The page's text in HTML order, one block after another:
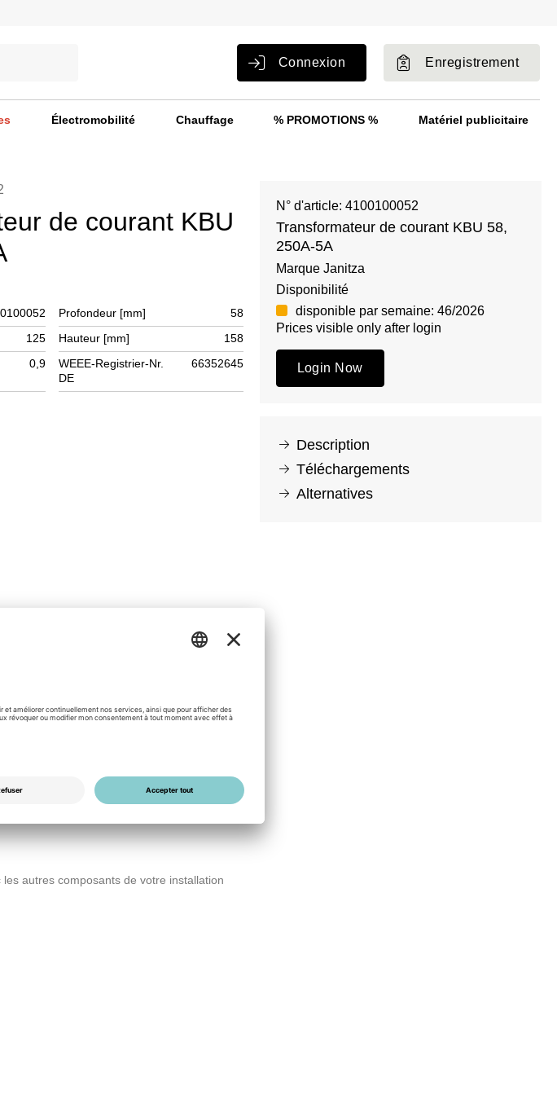
Connexion Enregistrement
Électromobilité Chauffage % PROMOTIONS % Matériel publicitaire
de courant KBU
Profondeur [mm]
58
125 Hauteur [mm]
158
0,9
WEEE-Registrier-Nr.
DE
66352645
autres composants de votre installation
N° d'article: 4100100052
Transformateur de courant KBU 58,
250A-5A
Marque Janitza
Disponibilité
disponible par semaine: 46/2026
Prices visible only after login
Login Now
Description
Téléchargements
Alternatives